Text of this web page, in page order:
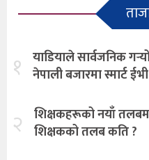
१ याडियाले सार्वजनिक
नेपाली बजारमा स्मार्ट
२ शिक्षकहरूको नयाँ
शिक्षकको तलब कति ?